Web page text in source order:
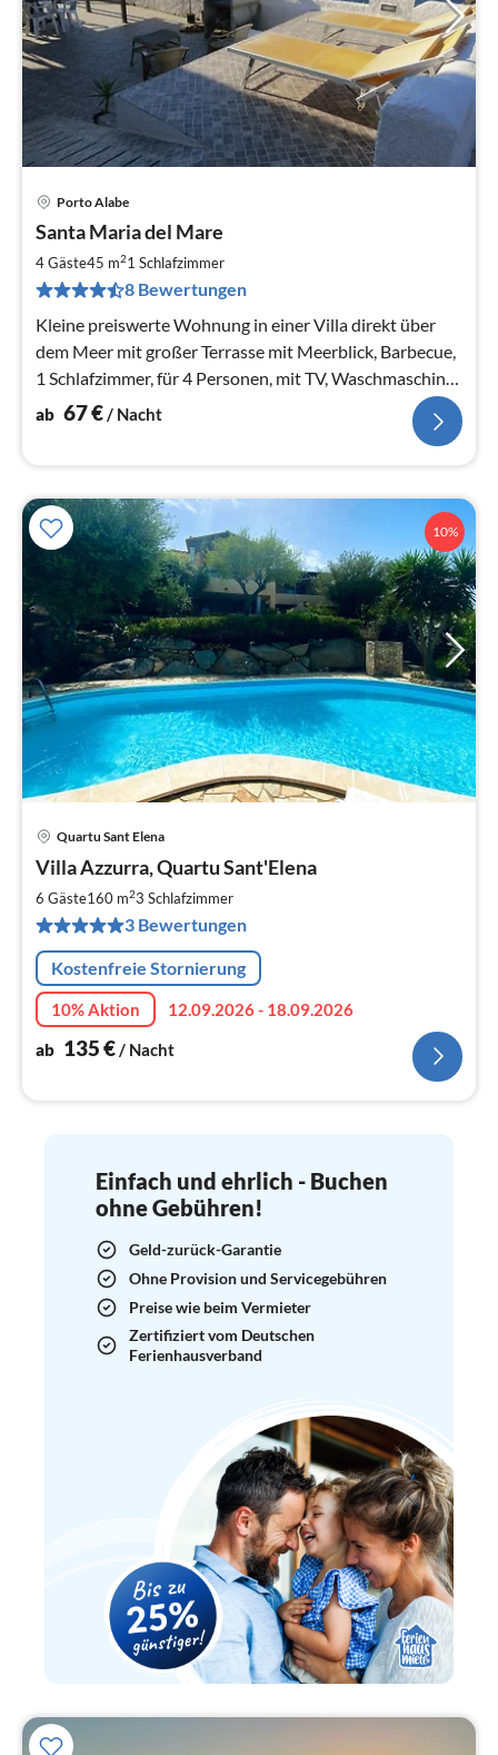
Porto Alabe
Santa Maria del Mare
4 Gäste45 m21 Schlafzimmer
8 Bewertungen
Kleine preiswerte Wohnung in einer Villa direkt über
dem Meer mit großer Terrasse mit Meerblick, Barbecue,
1 Schlafzimmer, für 4 Personen, mit TV, Waschmaschine
und Autostellplatz
ab 67€/ Nacht
10%
Quartu Sant Elena
Villa Azzurra, Quartu Sant'Elena
6 Gäste160 m23 Schlafzimmer
3 Bewertungen
Kostenfreie Stornierung
10% Aktion
12.09.2026 - 18.09.2026
ab 135€/ Nacht
Einfach und ehrlich - Buchen
ohne Gebühren!
Geld-zurück-Garantie
Ohne Provision und Servicegebühren
Preise wie beim Vermieter
Zertifiziert vom Deutschen
Ferienhausverband